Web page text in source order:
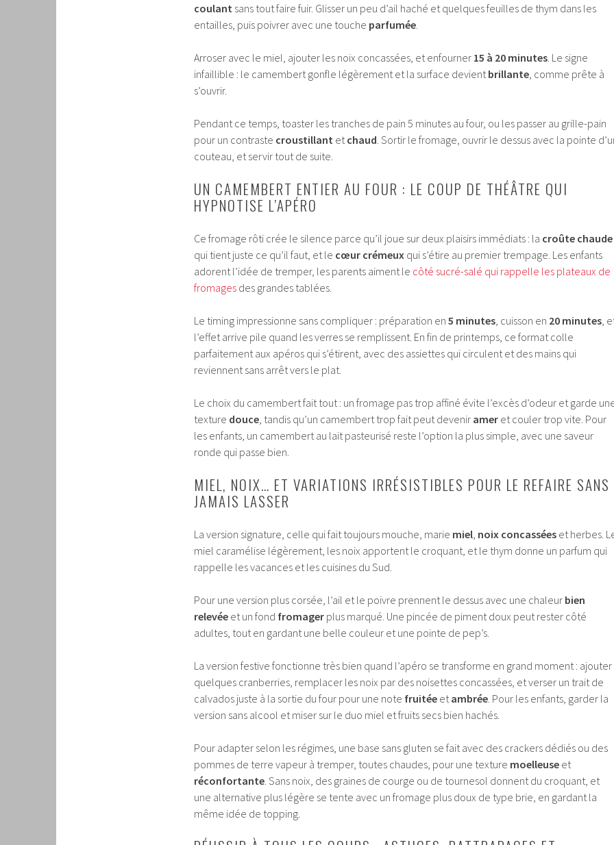
coulant sans tout faire fuir. Glisser un peu d’ail haché et quelques feuilles de thym dans les
entailles, puis poivrer avec une touche parfumée.
Arroser avec le miel, ajouter les noix concassées, et enfourner 15 à 20 minutes. Le signe
infaillible : le camembert gonfle légèrement et la surface devientbrillante, comme prête à
s’ouvrir.
Pendant ce temps, toaster les tranches de pain 5 minutes au four, ou les passer au grille-pain
pour un contraste croustillant etchaud. Sortir le fromage, ouvrir le dessus avec la pointe
couteau, et servir tout de suite.
UN CAMEMBERT ENTIER AU FOUR : LE COUP DE THÉÂTRE QUI
HYPNOTISE L’APÉRO
Ce fromage rôti crée le silence parce qu’il joue sur deux plaisirs immédiats : la croûte chaude
qui tient juste ce qu’il faut, et le cœur crémeux qui s’étire au premier trempage. Les enfants
adorent l’idée de tremper, les parents aiment le côté sucré-salé qui rappelle les plateaux de
fromages des grandes tablées.
Le timing impressionne sans compliquer : préparation en 5 minutes, cuisson en 20 minutes,
l’effet arrive pile quand les verres se remplissent. En fin de printemps, ce format colle
parfaitement aux apéros qui s’étirent, avec des assiettes qui circulent et des mains qui
reviennent sans arrêt vers le plat.
Le choix du camembert fait tout : un fromage pas trop affiné évite l’excès d’odeur et garde
texture douce, tandis qu’un camembert trop fait peut devenir amer et couler trop vite. Pour
les enfants, un camembert au lait pasteurisé reste l’option la plus simple, avec une saveur
ronde qui passe bien.
MIEL, NOIX… ET VARIATIONS IRRÉSISTIBLES POUR LE REFAIRE SANS
JAMAIS LASSER
La version signature, celle qui fait toujours mouche, marie miel, noix concassées et herbes.
miel caramélise légèrement, les noix apportent le croquant, et le thym donne un parfum qui
rappelle les vacances et les cuisines du Sud.
Pour une version plus corsée, l’ail et le poivre prennent le dessus avec une chaleur bien
relevée et un fond fromager plus marqué. Une pincée de piment doux peut rester côté
adultes, tout en gardant une belle couleur et une pointe de pep’s.
La version festive fonctionne très bien quand l’apéro se transforme en grand moment : ajouter
quelques cranberries, remplacer les noix par des noisettes concassées, et verser un trait de
calvados juste à la sortie du four pour une note fruitée etambrée. Pour les enfants, garder la
version sans alcool et miser sur le duo miel et fruits secs bien hachés.
Pour adapter selon les régimes, une base sans gluten se fait avec des crackers dédiés ou des
pommes de terre vapeur à tremper, toutes chaudes, pour une texture moelleuse et
réconfortante. Sans noix, des graines de courge ou de tournesol donnent du croquant, et
une alternative plus légère se tente avec un fromage plus doux de type brie, en gardant la
même idée de topping.